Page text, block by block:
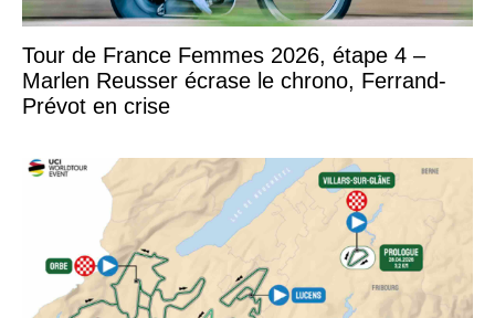
Tour de France Femmes 2026, étape 4 –
Marlen Reusser écrase le chrono, Ferrand-
Prévot en crise